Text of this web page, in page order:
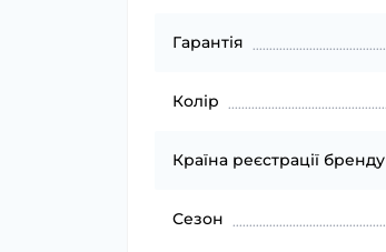
Гарантія
Колір
Країна реєстрації бренду
Сезон